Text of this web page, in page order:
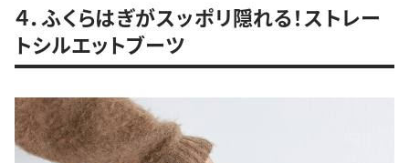
４．ふくらはぎがスッポリ隠れる！ストレー
トシルエットブーツ